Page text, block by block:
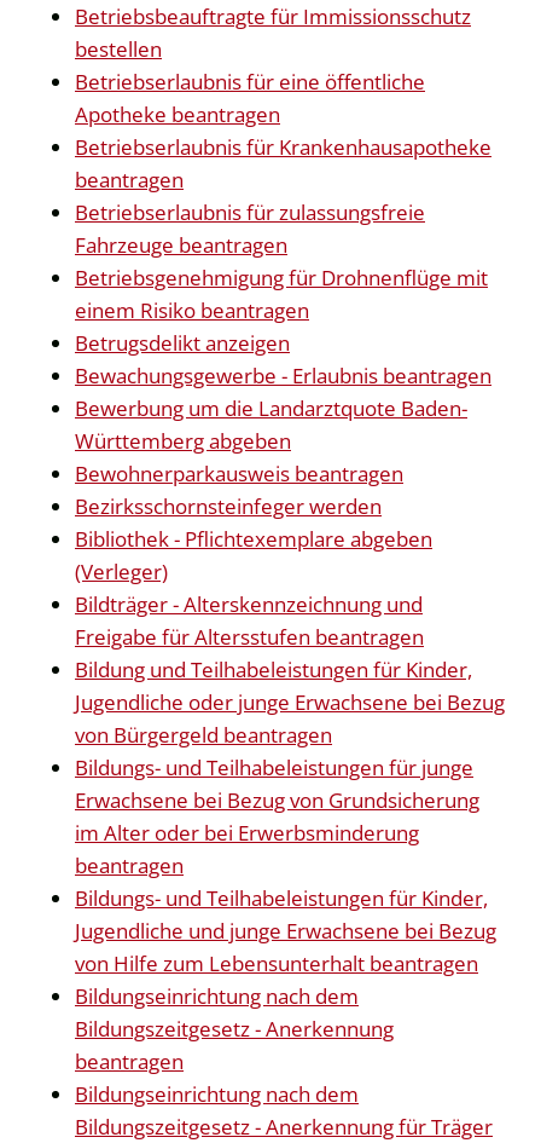
Betriebsbeauftragte für Immissionsschutz
bestellen
Betriebserlaubnis für eine öffentliche
Apotheke beantragen
Betriebserlaubnis für Krankenhausapotheke
beantragen
Betriebserlaubnis für zulassungsfreie
Fahrzeuge beantragen
Betriebsgenehmigung für Drohnenflüge mit
einem Risiko beantragen
Betrugsdelikt anzeigen
Bewachungsgewerbe - Erlaubnis beantragen
Bewerbung um die Landarztquote Baden-
Württemberg abgeben
Bewohnerparkausweis beantragen
Bezirksschornsteinfeger werden
Bibliothek - Pflichtexemplare abgeben
(Verleger)
Bildträger - Alterskennzeichnung und
Freigabe für Altersstufen beantragen
Bildung und Teilhabeleistungen für Kinder,
Jugendliche oder junge Erwachsene bei Bezug
von Bürgergeld beantragen
Bildungs- und Teilhabeleistungen für junge
Erwachsene bei Bezug von Grundsicherung
im Alter oder bei Erwerbsminderung
beantragen
Bildungs- und Teilhabeleistungen für Kinder,
Jugendliche und junge Erwachsene bei Bezug
von Hilfe zum Lebensunterhalt beantragen
Bildungseinrichtung nach dem
Bildungszeitgesetz - Anerkennung
beantragen
Bildungseinrichtung nach dem
Bildungszeitgesetz - Anerkennung für Träger